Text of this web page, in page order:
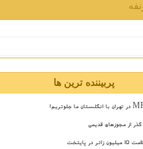
پربیننده ترین ها
از مجوزهای قدیمی
پایتخت